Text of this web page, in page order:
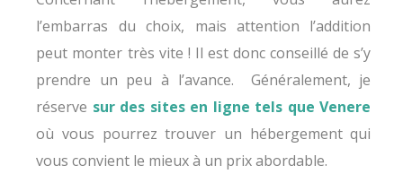
l’embarras du choix, mais attention l’addition
peut monter très vite ! Il est donc conseillé de s’y
prendre un peu à l’avance. Généralement, je
réserve sur des sites en ligne tels que Venere
où vous pourrez trouver un hébergement qui
vous convient le mieux à un prix abordable.